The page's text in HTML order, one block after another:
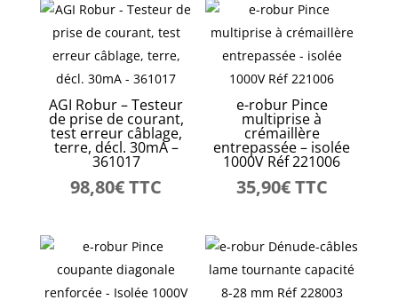
AGI Robur – Testeur
de prise de courant,
test erreur câblage,
terre, décl. 30mA –
361017
98,80€TTC
e-robur Pince
multiprise à
crémaillère
entrepassée – isolée
1000V Réf 221006
35,90€TTC